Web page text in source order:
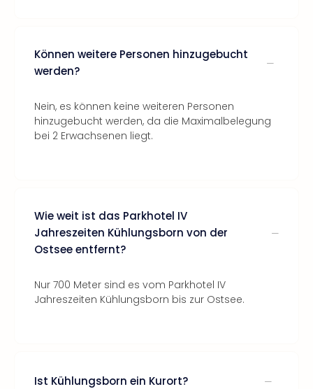
Können weitere Personen hinzugebucht
werden?
Nein, es können keine weiteren Personen
hinzugebucht werden, da die Maximalbelegung
bei 2 Erwachsenen liegt.
Wie weit ist das Parkhotel IV
Jahreszeiten Kühlungsborn von der
Ostsee entfernt?
Nur 700 Meter sind es vom Parkhotel IV
Jahreszeiten Kühlungsborn bis zur Ostsee.
Ist Kühlungsborn ein Kurort?